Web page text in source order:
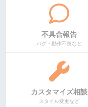
不具合報告
バグ・動作不良など
カスタマイズ相談
スタイル変更など